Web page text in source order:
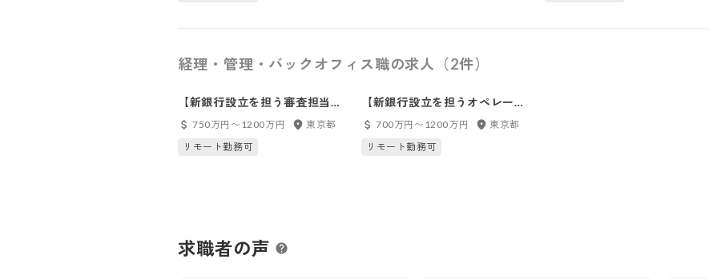
経理・管理・バックオフィス職の求人（2件）
【新銀行設立を担う審査担当】
リスク・コンプライアンス統括
出向
750万円〜1200万円
東京都
リモート勤務可
【新銀行設立を担うオペレーシ
ョナルリスク担当】東京（田
700万円〜1200万円
東京都
リモート勤務可
求職者の声